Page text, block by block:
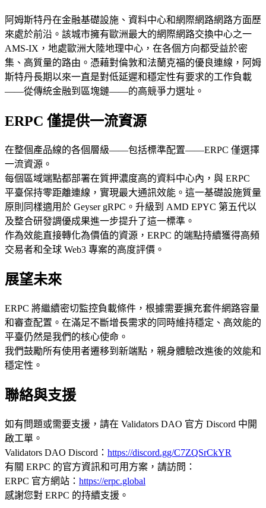
阿姆斯特丹在金融基礎設施、資料中心和網際網路網路方面歷
來處於前沿。該城市擁有歐洲最大的網際網路交換中心之一
AMS-IX，地處歐洲大陸地理中心，在各個方向都受益於密
集、高質量的路由。憑藉對倫敦和法蘭克福的優良連線，阿姆
斯特丹長期以來一直是對低延遲和穩定性有要求的工作負載
——從傳統金融到區塊鏈——的高競爭力選址。
ERPC 僅提供一流資源
在整個產品線的各個層級——包括標準配置——ERPC 僅選擇
一流資源。
每個區域端點都部署在質押濃度高的資料中心內，與 ERPC
平臺保持零距離連線，實現最大通訊效能。這一基礎設施質量
原則同樣適用於 Geyser gRPC。升級到 AMD EPYC 第五代以
及整合研發調優成果進一步提升了這一標準。
作為效能直接轉化為價值的資源，ERPC 的端點持續獲得高頻
交易者和全球 Web3 專案的高度評價。
展望未來
ERPC 將繼續密切監控負載條件，根據需要擴充套件網路容量
和審查配置。在滿足不斷增長需求的同時維持穩定、高效能的
平臺仍然是我們的核心使命。
我們鼓勵所有使用者遷移到新端點，親身體驗改進後的效能和
穩定性。
聯絡與支援
如有問題或需要支援，請在 Validators DAO 官方 Discord 中開
啟工單。
Validators DAO Discord： https://discord.gg/C7ZQSrCkYR
有關 ERPC 的官方資訊和可用方案，請訪問：
ERPC 官方網站： https://erpc.global
感謝您對 ERPC 的持續支援。